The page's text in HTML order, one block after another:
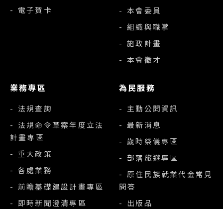
- 電子賀卡
- 本會委員
- 組織與職掌
- 施政計畫
- 本會徵才
業務專區
- 法規查詢
- 法規命令草案年度立法
計畫專區
- 重大政策
- 各處業務
- 前瞻基礎建設計畫專區
- 即時新聞澄清專區
為民服務
- 主動公開資訊
- 最新消息
- 歲時祭儀專區
- 部落旅遊專區
- 原住民族就業代金常見
問答
- 出版品